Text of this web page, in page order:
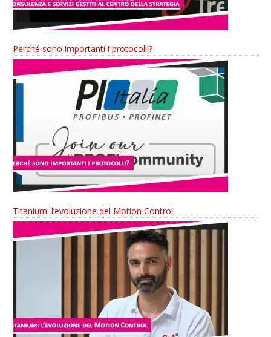
Perché sono importanti i protocolli?
Titanium: l’evoluzione del Motion Control